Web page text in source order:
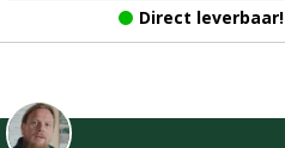
Direct leverbaar!